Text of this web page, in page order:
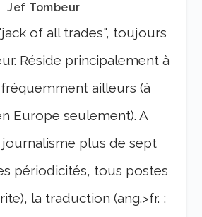
Jef Tombeur
of all trades", toujours
Réside principalement à
fréquemment ailleurs (à
Europe seulement). A
plus de sept
périodicités, tous postes
la traduction (ang.>fr. ;